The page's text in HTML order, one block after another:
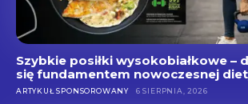
Szybkie posiłki wysokobiałkowe –
się fundamentem nowoczesnej
ARTYKUŁ SPONSOROWANY 6 SIERPNIA, 2026